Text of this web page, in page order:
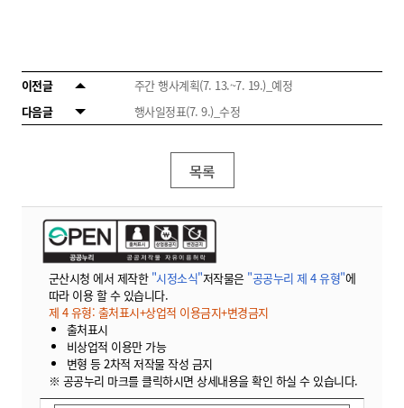
이전글
주간 행사계획(7. 13.~7. 19.)_예정
다음글
행사일정표(7. 9.)_수정
목록
군산시청 에서 제작한 "시정소식"저작물은 "공공누리 제 4 유형"에
따라 이용 할 수 있습니다.
제 4 유형: 출처표시+상업적 이용금지+변경금지
출처표시
비상업적 이용만 가능
변형 등 2차적 저작물 작성 금지
※ 공공누리 마크를 클릭하시면 상세내용을 확인 하실 수 있습니다.